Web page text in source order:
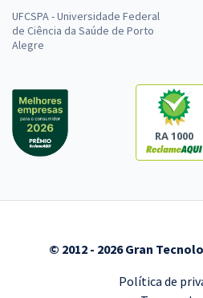
UFCSPA - Universidade Federal
de Ciência da Saúde de Porto
Alegre
RA 1000
© 2012 - 2026 Gran
Política de